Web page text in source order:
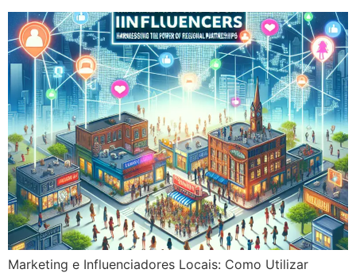
Marketing e Influenciadores Locais: Como Utilizar